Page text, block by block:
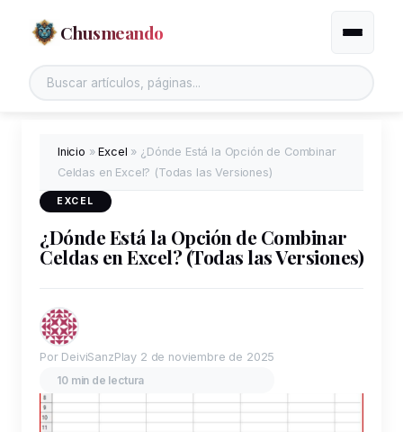
Chusmeando Alternar
Inicio »Excel » ¿Dónde Está la Opción de Combinar
Celdas en Excel? (Todas las Versiones)
EXCEL
¿Dónde Está la Opción de Combinar
Celdas en Excel? (Todas las Versiones)
Por DeiviSanzPlay 2 de noviembre de 2025
10 min de lectura